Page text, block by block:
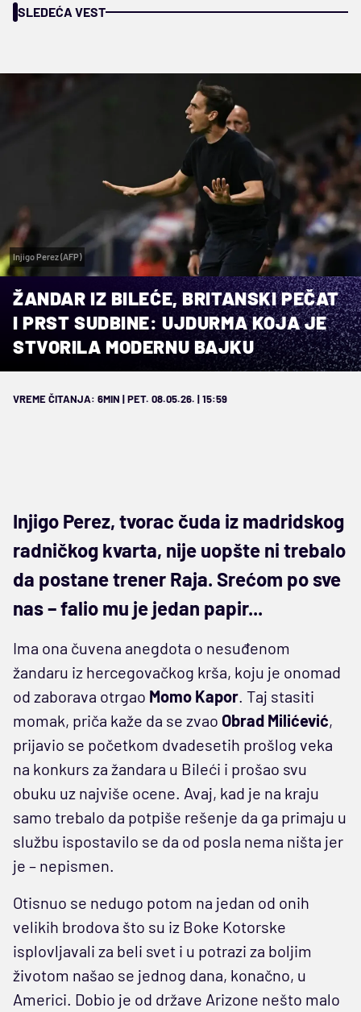
SLEDEĆA VEST
Injigo Perez (AFP)
ŽANDAR IZ BILEĆE, BRITANSKI PEČAT
I PRST SUDBINE: UJDURMA KOJA JE
STVORILA MODERNU BAJKU
VREME ČITANJA: 6MIN | PET. 08.05.26. | 15:59
Injigo Perez, tvorac čuda iz madridskog
radničkog kvarta, nije uopšte ni trebalo
da postane trener Raja. Srećom po sve
nas – falio mu je jedan papir...
Ima ona čuvena anegdota o nesuđenom
žandaru iz hercegovačkog krša, koju je onomad
od zaborava otrgao Momo Kapor. Taj stasiti
momak, priča kaže da se zvao Obrad Milićević,
prijavio se početkom dvadesetih prošlog veka
na konkurs za žandara u Bileći i prošao svu
obuku uz najviše ocene. Avaj, kad je na kraju
samo trebalo da potpiše rešenje da ga primaju u
službu ispostavilo se da od posla nema ništa jer
je – nepismen.
Otisnuo se nedugo potom na jedan od onih
velikih brodova što su iz Boke Kotorske
isplovljavali za beli svet i u potrazi za boljim
životom našao se jednog dana, konačno, u
Americi. Dobio je od države Arizone nešto malo